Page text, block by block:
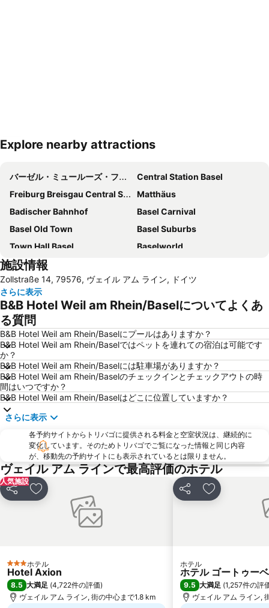
地図を拡大
Explore nearby attractions
バーゼル・ミュールーズ・フライブルグ国際空港
Central Station Basel
Freiburg Breisgau Central Station
Matthäus
Badischer Bahnhof
Basel Carnival
Basel Old Town
Basel Suburbs
Town Hall Basel
Baselworld
Baseler Weihnachtsmarkt
Klybeck
Congress Center Basel
Grand Casino Basel
Walking Tour through Spalenberg and Cathedral Hill
Holidays Fair
Old town of Aarau
Schauinsland
施設情報
Zollstraße 14, 79576, ヴェイル アム ライン, ドイツ
さらに表示
B&B Hotel Weil am Rhein/Baselについてよくあ
る質問
B&B Hotel Weil am Rhein/Baselにプールはありますか？
B&B Hotel Weil am Rhein/Baselではペットを連れての宿泊は可能です
か？
B&B Hotel Weil am Rhein/Baselには駐車場がありますか？
B&B Hotel Weil am Rhein/Baselのチェックインとチェックアウトの時
間はいつですか？
B&B Hotel Weil am Rhein/Baselはどこに位置していますか？
さらに表示
各予約サイトからトリバゴに提供される料金と空室状況は、継続的に
変化しています。そのためトリバゴでご覧になった情報と同じ内容
が、移動先の予約サイトにも表示されているとは限りません。
ヴェイル アム ラインで最高評価のホテル
人気施設
シェア お気に入りに追加
3 ホテルのランク
ホテル
Hotel Axion
8.5 大満足 (4,722件の評価)
ヴェイル アム ライン, 街の中心まで1.8 km
シェア お気に入りに
ホテル
ホテル ゴートゥー
9.5 大満足 (1,257件の評
ヴェイル アム ライン,